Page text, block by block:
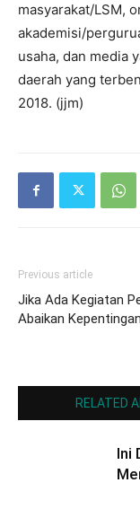
masyarakat/LSM,
akademisi/
usaha, dan media
daerah yang
2018. (jjm)
Previous article
Jika Ada Kegiatan
Abaikan
RELATED
Ini